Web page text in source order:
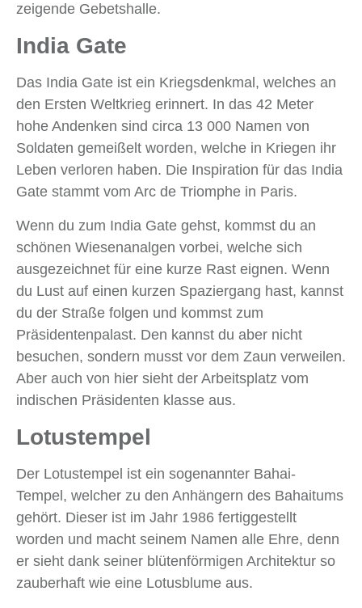
zeigende Gebetshalle.
India Gate
Das India Gate ist ein Kriegsdenkmal, welches an
den Ersten Weltkrieg erinnert. In das 42 Meter
hohe Andenken sind circa 13 000 Namen von
Soldaten gemeißelt worden, welche in Kriegen ihr
Leben verloren haben. Die Inspiration für das India
Gate stammt vom Arc de Triomphe in Paris.
Wenn du zum India Gate gehst, kommst du an
schönen Wiesenanalgen vorbei, welche sich
ausgezeichnet für eine kurze Rast eignen. Wenn
du Lust auf einen kurzen Spaziergang hast, kannst
du der Straße folgen und kommst zum
Präsidentenpalast. Den kannst du aber nicht
besuchen, sondern musst vor dem Zaun verweilen.
Aber auch von hier sieht der Arbeitsplatz vom
indischen Präsidenten klasse aus.
Lotustempel
Der Lotustempel ist ein sogenannter Bahai-
Tempel, welcher zu den Anhängern des Bahaitums
gehört. Dieser ist im Jahr 1986 fertiggestellt
worden und macht seinem Namen alle Ehre, denn
er sieht dank seiner blütenförmigen Architektur so
zauberhaft wie eine Lotusblume aus.